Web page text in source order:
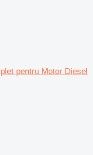
pentru Motor Diesel